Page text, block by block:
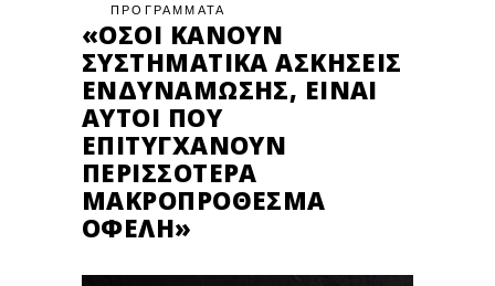
ΠΡΟΓΡΑΜΜΑΤΑ
«ΌΣΟΙ ΚΆΝΟΥΝ
ΣΥΣΤΗΜΑΤΙΚΆ ΑΣΚΉΣΕΙΣ
ΕΝΔΥΝΆΜΩΣΗΣ, ΕΊΝΑΙ
ΑΥΤΟΊ ΠΟΥ
ΕΠΙΤΥΓΧΆΝΟΥΝ
ΠΕΡΙΣΣΌΤΕΡΑ
ΜΑΚΡΟΠΡΌΘΕΣΜΑ
ΟΦΈΛΗ»